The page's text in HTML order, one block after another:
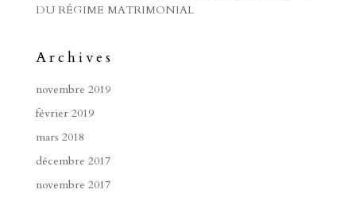
DU RÉGIME MATRIMONIAL
Archives
novembre 2019
février 2019
mars 2018
décembre 2017
novembre 2017